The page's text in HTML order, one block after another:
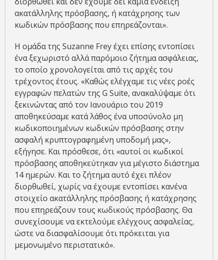
ακατάλληλης πρόσβασης, ή κατάχρησης των
κωδικών πρόσβασης που επηρεάζονται».
Η ομάδα της Suzanne Frey έχει επίσης εντοπίσει
ένα ξεχωριστό αλλά παρόμοιο ζήτημα ασφάλειας,
το οποίο χρονολογείται από τις αρχές του
τρέχοντος έτους. «Καθώς ελέγχαμε τις νέες ροές
εγγραφών πελατών της G Suite, ανακαλύψαμε ότι
ξεκινώντας από τον Ιανουάριο του 2019
αποθηκεύσαμε κατά λάθος ένα υποσύνολο μη
κωδικοποιημένων κωδικών πρόσβασης στην
ασφαλή κρυπτογραφημένη υποδομή μας»,
εξήγησε. Και πρόσθεσε, ότι «αυτοί οι κωδικοί
πρόσβασης αποθηκεύτηκαν για μέγιστο διάστημα
14 ημερών. Και το ζήτημα αυτό έχει πλέον
διορθωθεί, χωρίς να έχουμε εντοπίσει κανένα
στοιχείο ακατάλληλης πρόσβασης ή κατάχρησης
που επηρεάζουν τους κωδικούς πρόσβασης. Θα
συνεχίσουμε να εκτελούμε ελέγχους ασφαλείας,
ώστε να διασφαλίσουμε ότι πρόκειται για
μεμονωμένο περιστατικό».